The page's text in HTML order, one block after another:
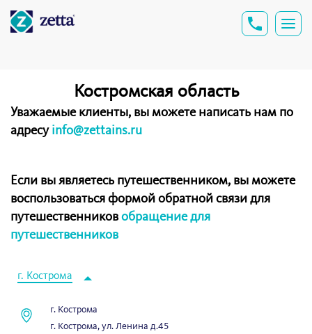
Костромская область
Уважаемые клиенты, вы можете написать нам по
адресу info@zettains.ru
Если вы являетесь путешественником, вы можете
воспользоваться формой обратной связи для
путешественниковобращение для
путешественников
г. Кострома
г. Кострома
г. Кострома, ул. Ленина д.45